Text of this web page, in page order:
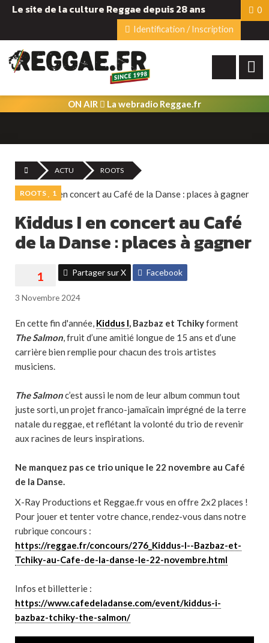
Le site de la culture Reggae depuis 28 ans
0
Identification / Inscription
ON AIR La webradio Reggae.fr
ACTU ROOTS
ROOTS 1
Kiddus I en concert au Café
de la Danse : places à gagner
Partager sur X Facebook
3 Novembre 2024
En cette fin d'année, Kiddus I, Bazbaz et Tchikyforment
The Salmon, fruit d’une amitié longue de 15 ans et d’une
carrière bien remplie pour chacun des trois artistes
musiciens.
The Salmonc’est aussi le nom de leur album commun tout
juste sorti, un projet franco-jamaïcain imprégné de la terre
natale du reggae, et reflétant la volonté du trio de revenir
aux racines de leurs inspirations.
Ne manquez pas ce trio unique le 22 novembre au Café
de la Danse.
X-Ray Productions et Reggae.fr vous en offre 2x2 places !
Pour jouer et tenter votre chance, rendez-vous dans notre
rubrique concours :
https://reggae.fr/concours/276_Kiddus-I--Bazbaz-et-
Tchiky-au-Cafe-de-la-danse-le-22-novembre.html
Infos et billetterie :
https://www.cafedeladanse.com/event/kiddus-i-
bazbaz-tchiky-the-salmon/